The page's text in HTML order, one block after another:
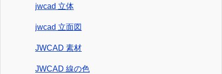
jwcad 立体
jwcad 立面図
JWCAD 素材
JWCAD 線の色